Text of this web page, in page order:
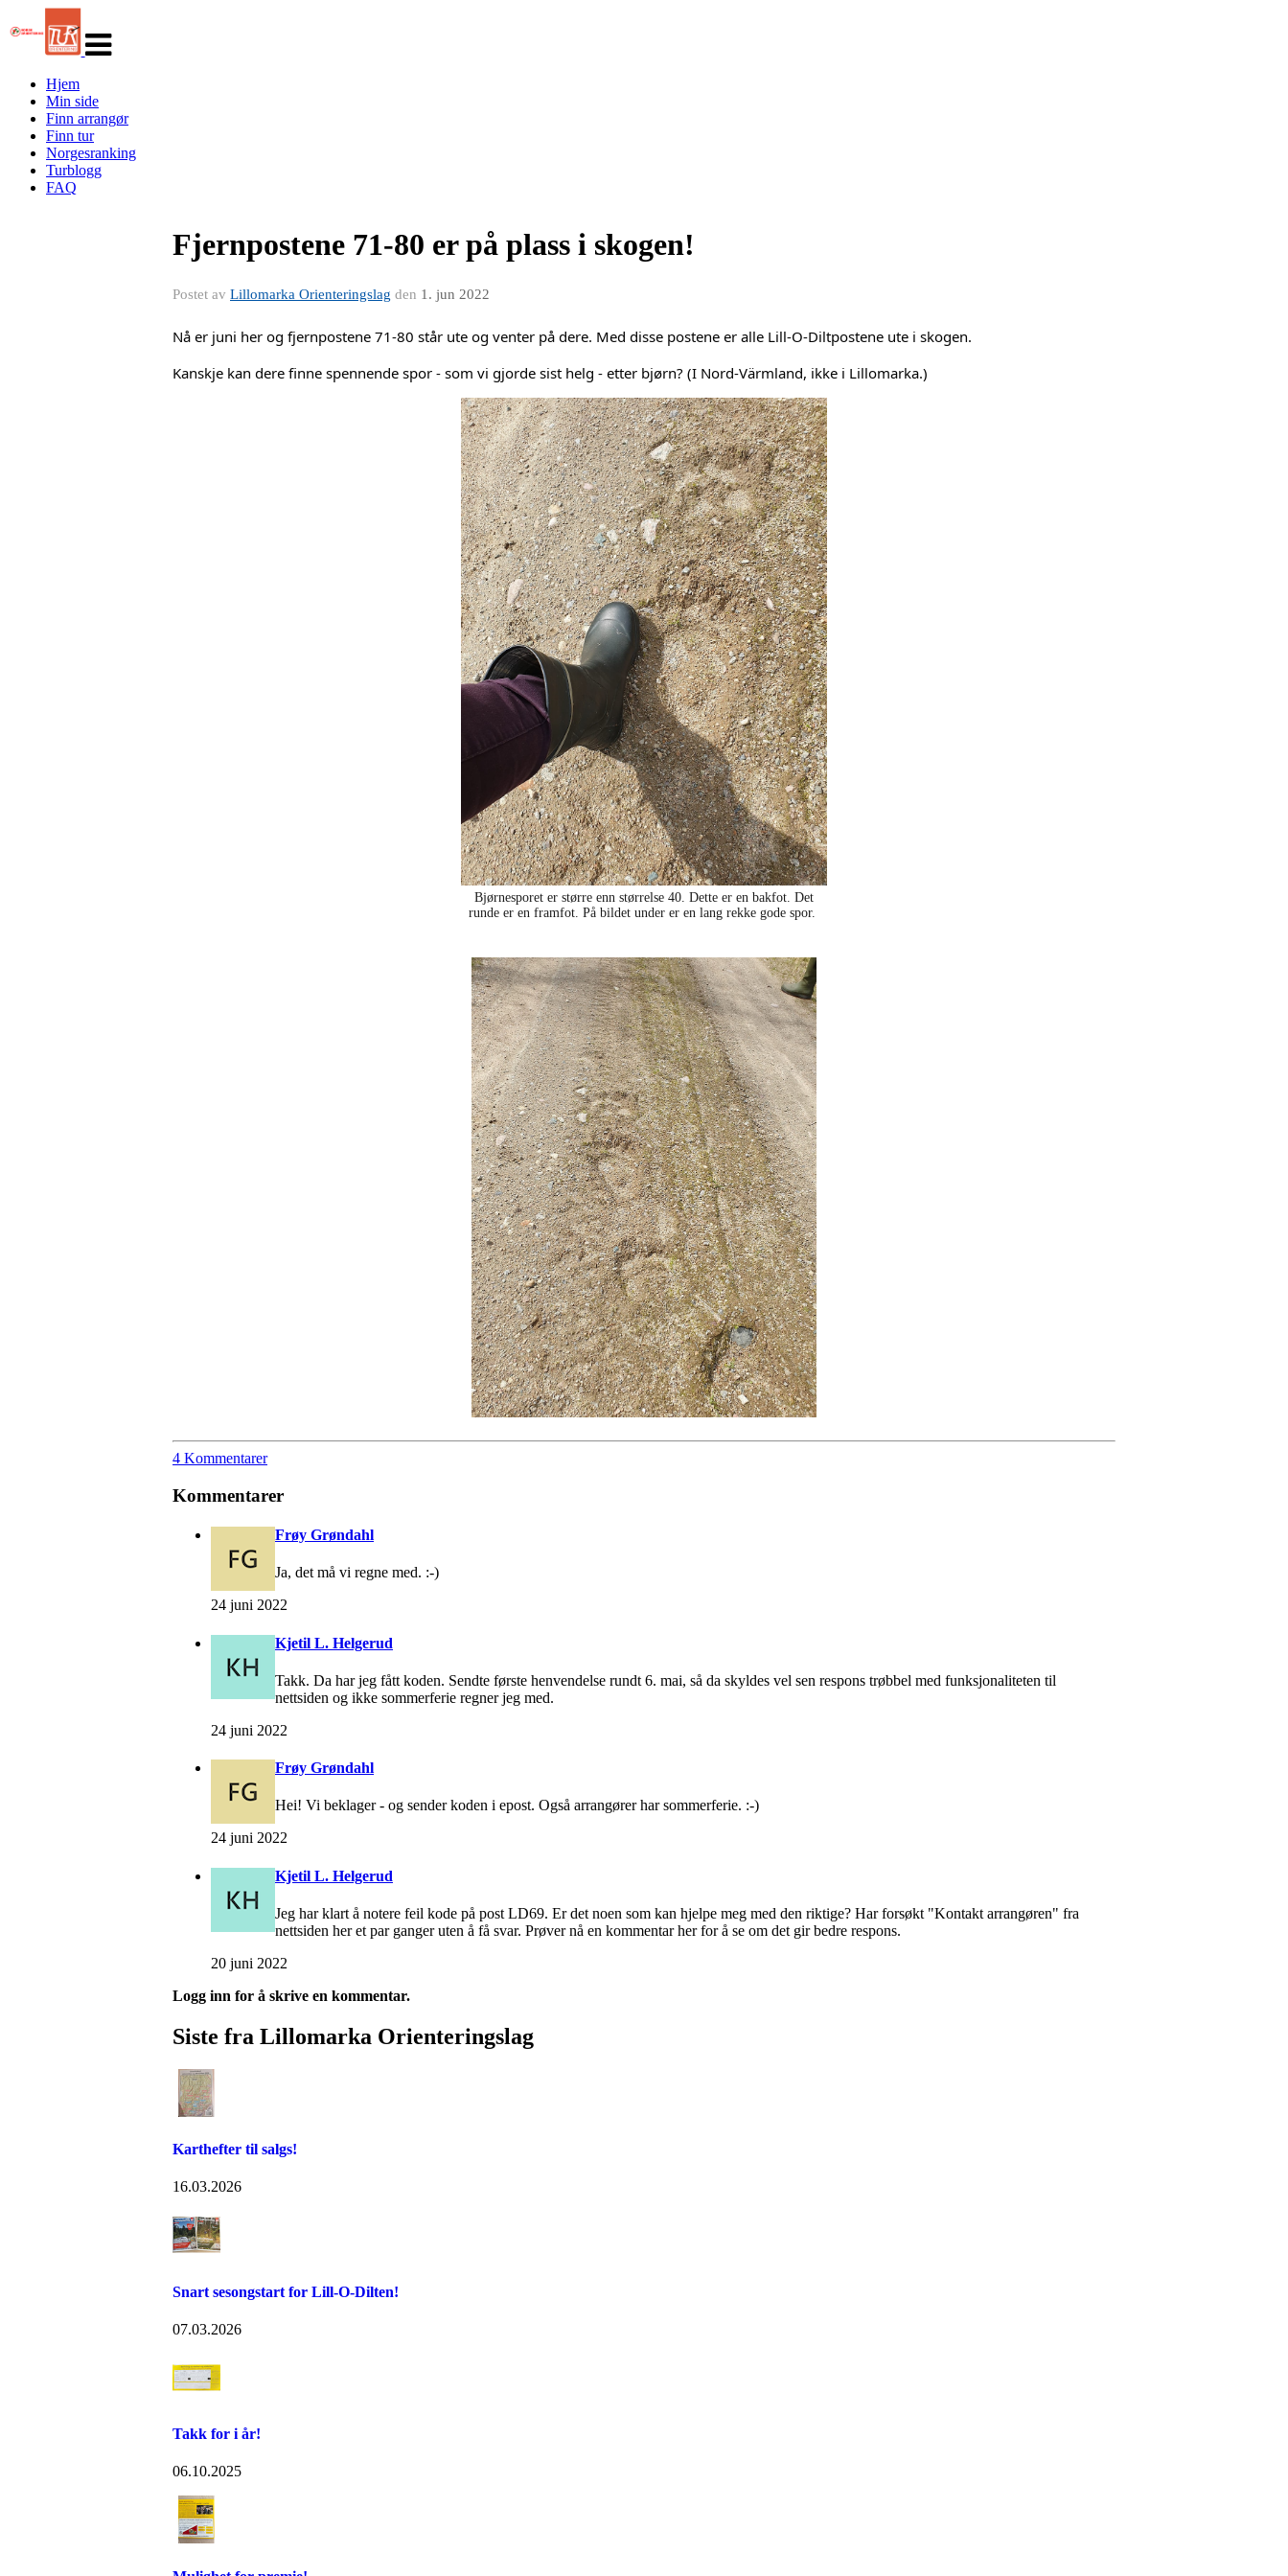
navigasjon
Hjem
Min side
Finn arrangør
Finn tur
Norgesranking
Turblogg
FAQ
Fjernpostene 71-80 er på plass i skogen!
Postet av Lillomarka Orienteringslag den 1. jun 2022
Nå er juni her og fjernpostene 71-80 står ute og venter på dere. Med disse postene er alle Lill-O-Diltpostene ute i skogen.
Kanskje kan dere finne spennende spor - som vi gjorde sist helg - etter bjørn? (I Nord-Värmland, ikke i Lillomarka.)
Bjørnesporet er større enn størrelse 40. Dette er en bakfot. Det
runde er en framfot. På bildet under er en lang rekke gode spor.
4 Kommentarer
Kommentarer
Frøy Grøndahl
Ja, det må vi regne med. :-)
24 juni 2022
Kjetil L. Helgerud
Takk. Da har jeg fått koden. Sendte første henvendelse rundt 6. mai, så da skyldes vel sen respons trøbbel med funksjonaliteten til
nettsiden og ikke sommerferie regner jeg med.
24 juni 2022
Frøy Grøndahl
Hei! Vi beklager - og sender koden i epost. Også arrangører har sommerferie. :-)
24 juni 2022
Kjetil L. Helgerud
Jeg har klart å notere feil kode på post LD69. Er det noen som kan hjelpe meg med den riktige? Har forsøkt "Kontakt arrangøren" fra
nettsiden her et par ganger uten å få svar. Prøver nå en kommentar her for å se om det gir bedre respons.
20 juni 2022
Logg inn for å skrive en kommentar.
Siste fra Lillomarka Orienteringslag
Karthefter til salgs!
16.03.2026
Snart sesongstart for Lill-O-Dilten!
07.03.2026
Takk for i år!
06.10.2025